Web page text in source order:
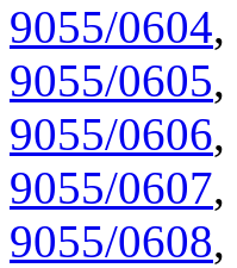
9055/0604,
9055/0605,
9055/0606,
9055/0607,
9055/0608,